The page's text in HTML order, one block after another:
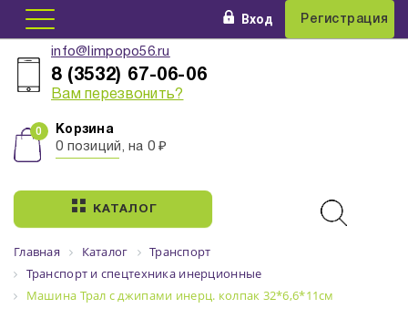
Вход Регистрация
info@limpopo56.ru
8 (3532) 67-06-06
Вам перезвонить?
Корзина
0 позиций, на 0 ₽
КАТАЛОГ
Главная Каталог
Транспорт
Транспорт и спецтехника инерционные
Машина Трал с джипами инерц. колпак 32*6,6*11см